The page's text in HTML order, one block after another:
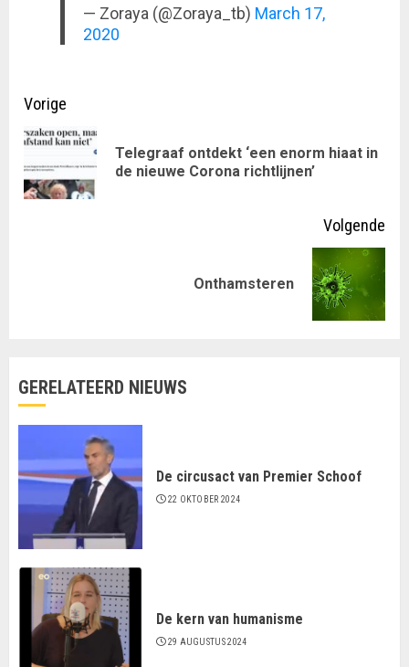
— Zoraya (@Zoraya_tb) March 17,
2020
Doorgaan
met
lezen
Vorige
Telegraaf ontdekt ‘een enorm hiaat in
de nieuwe Corona richtlijnen’
Volgende
Onthamsteren
GERELATEERD NIEUWS
De circusact van Premier Schoof
22 OKTOBER 2024
De kern van humanisme
29 AUGUSTUS 2024